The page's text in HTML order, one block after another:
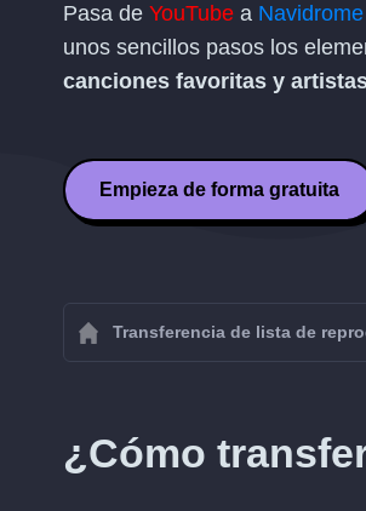
Pasa de YouTube a Navidrome
unos sencillos pasos los
canciones favoritas y
Empieza de forma gratuita
Transferencia de lista de
¿Cómo